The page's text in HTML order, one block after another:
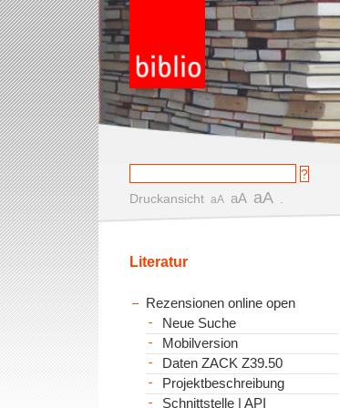
Druckansicht aA aA aA
Literatur
Rezensionen online open
Neue Suche
Mobilversion
Daten ZACK Z39.50
Projektbeschreibung
Schnittstelle | API